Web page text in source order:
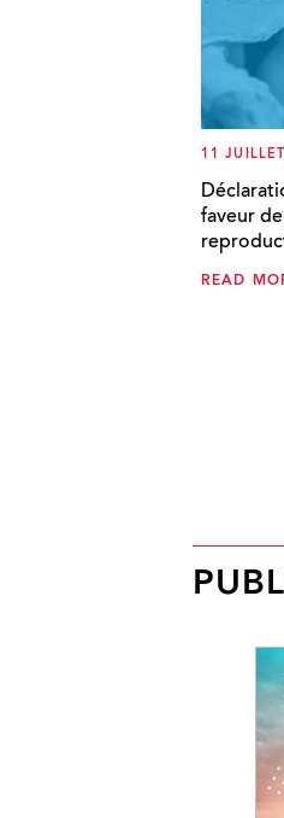
11
faveur
READ